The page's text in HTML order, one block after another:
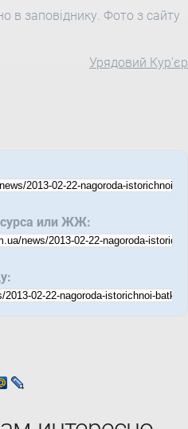
в заповіднику. Фото з сайту
Урядовий Кур'єр
или ЖЖ: